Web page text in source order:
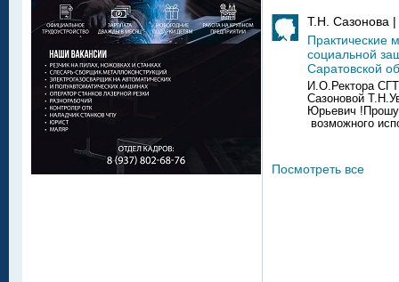
Т.Н. Сазонова |
Практические
социальной
Саратовской
И.О.Ректора
Сазоновой
Юрьевич !Прошу
возможного
Посмотреть все